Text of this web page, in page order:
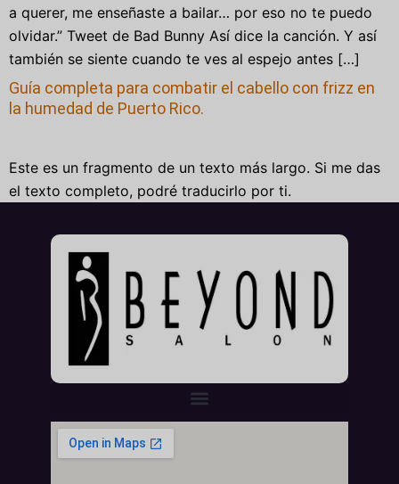
a querer, me enseñaste a bailar… por eso no te puedo
olvidar.” Tweet de Bad Bunny Así dice la canción. Y así
también se siente cuando te ves al espejo antes […]
Guía completa para combatir el cabello con frizz en
la humedad de Puerto Rico.
Este es un fragmento de un texto más largo. Si me das
el texto completo, podré traducirlo por ti.